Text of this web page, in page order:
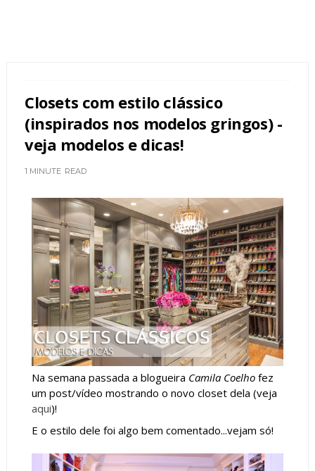
Closets com estilo clássico
(inspirados nos modelos gringos) -
veja modelos e dicas!
1 MINUTE READ
Na semana passada a blogueira Camila Coelhofez
um post/vídeo mostrando o novo closet dela (veja
aqui)!
E o estilo dele foi algo bem comentado...vejam só!